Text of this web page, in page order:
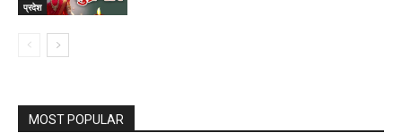
प्रदेश
MOST POPULAR